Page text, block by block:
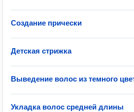
Создание прически
Детская стрижка
Выведение волос из темного
Укладка волос средней длины